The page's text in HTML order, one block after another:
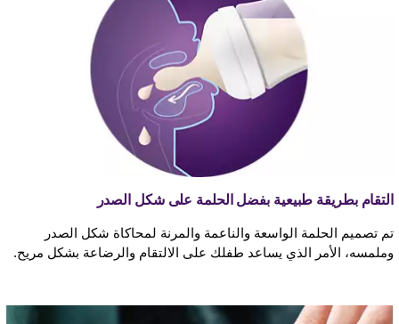
التقام بطريقة طبيعية بفضل الحلمة على شكل الصدر
تم تصميم الحلمة الواسعة والناعمة والمرنة لمحاكاة شكل الصدر
وملمسه، الأمر الذي يساعد طفلك على الالتقام والرضاعة بشكل مريح.